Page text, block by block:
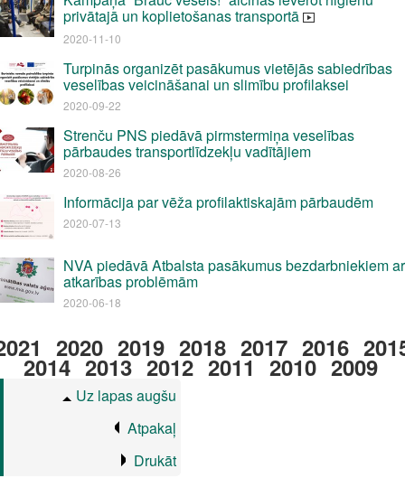
privātajā un koplietošanas transportā
2020-11-10
Turpinās organizēt pasākumus vietējās sabiedrības
veselības veicināšanai un slimību profilaksei
2020-09-22
Strenču PNS piedāvā pirmstermiņa veselības
pārbaudes transportlīdzekļu vadītājiem
2020-08-26
Informācija par vēža profilaktiskajām pārbaudēm
2020-07-13
NVA piedāvā Atbalsta pasākumus bezdarbniekiem ar
atkarības problēmām
2020-06-18
2020 2019 2018 2017 2016
2014 2013 2012 2011 2010 2009
Uz lapas augšu
Atpakaļ
Drukāt